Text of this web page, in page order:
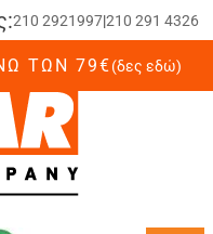
210 2921997|210 291 4326
ΤΩΝ 79€(δες εδώ)